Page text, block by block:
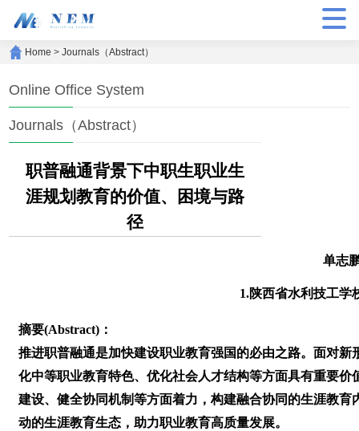
Home >Journals（Abstract）
Online Office System
Journals（Abstract）
职普融通背景下中职生职业生
涯规划教育的价值、困境与路
径
单志
1.陕西省水利技工学
摘要(Abstract)：
推进职普融通是加快建设职业教育强国的必由之路。面对
化中等职业教育特色、优化社会人才结构等方面具有重要
建设、健全协同机制等方面着力，构建融合协同的生涯教
动的生涯教育生态，助力职业教育高质量发展。